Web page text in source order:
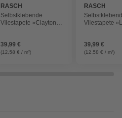
RASCH
Selbstklebende
Vliestapete »Clayton«,
Steinoptik, grau
39,99 €
(12,58 € / m²)
RASCH
Vliestapete
39,99 €
(12,58 € / m²)